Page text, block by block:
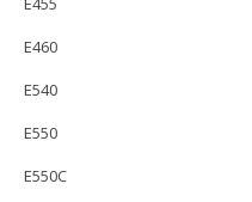
E460
E540
E550
E550C